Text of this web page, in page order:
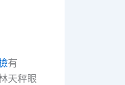
有
天秤眼